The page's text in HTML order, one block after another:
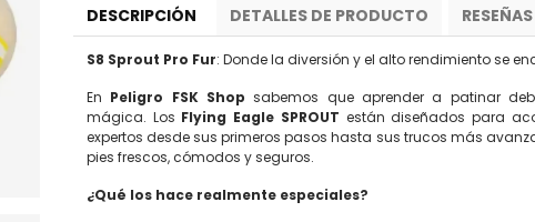
DESCRIPCIÓN DETALLES DE PRODUCTO RESEÑAS
S8 Sprout Pro Fur: Donde la diversión y el alto rendimiento se
En Peligro FSK Shop sabemos que aprender a patinar
mágica. Los Flying Eagle SPROUT están diseñados para
expertos desde sus primeros pasos hasta sus trucos más
pies frescos, cómodos y seguros.
¿Qué los hace realmente especiales?